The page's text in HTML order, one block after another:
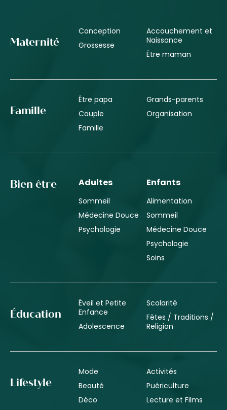
Maternité
Conception
Grossesse
Accouchement et
Naissance
Être maman
Famille
Être papa
Couple
Famille
Grands-parents
Organisation
Bien être Adultes
Sommeil
Médecine Douce
Psychologie
Enfants
Alimentation
Sommeil
Médecine Douce
Psychologie
Soins
Éducation
Éveil et Petite
Enfance
Adolescence
Scolarité
Fêtes / Traditions /
Religion
Lifestyle
Mode
Beauté
Déco
Activités
Puériculture
Lecture et Films